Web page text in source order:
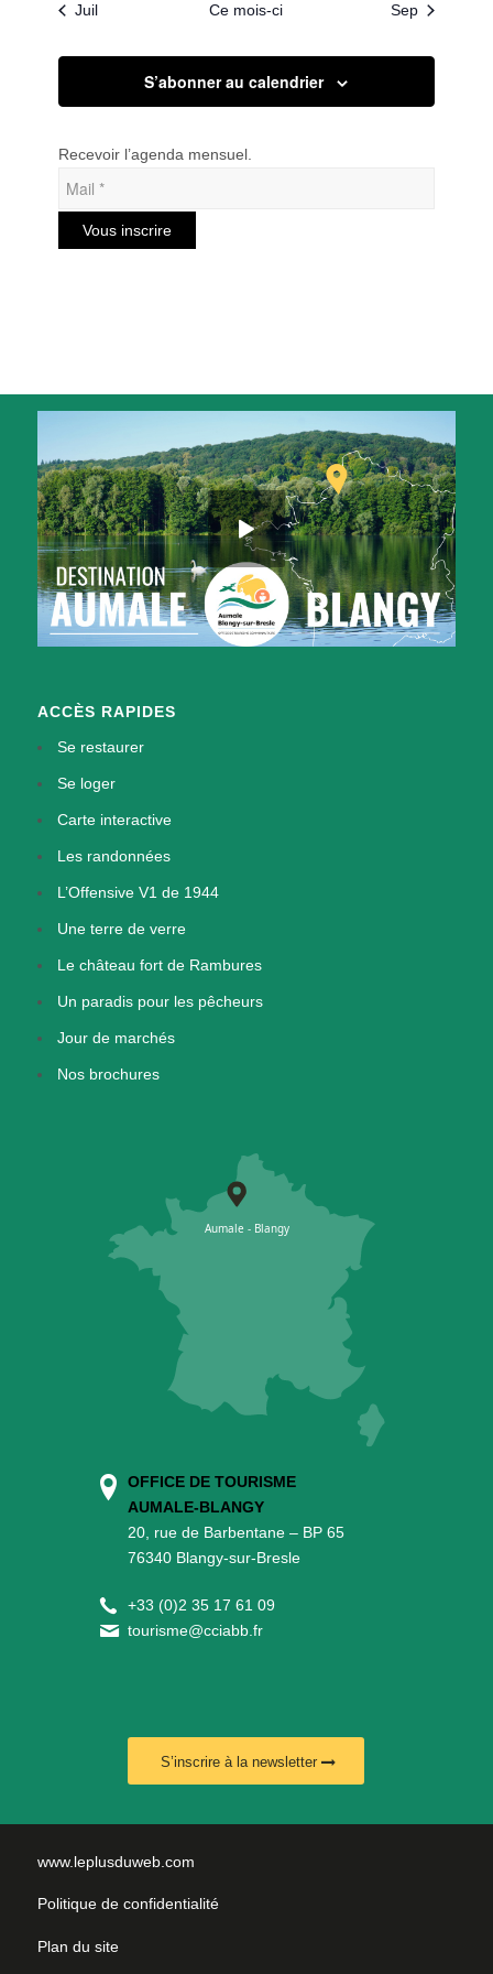
Juil Ce mois-ci Sep
S’abonner au calendrier
Recevoir l’agenda mensuel.
ACCÈS RAPIDES
Se restaurer
Se loger
Carte interactive
Les randonnées
L’Offensive V1 de 1944
Une terre de verre
Le château fort de Rambures
Un paradis pour les pêcheurs
Jour de marchés
Nos brochures
OFFICE DE TOURISME
AUMALE-BLANGY
20, rue de Barbentane – BP 65
76340 Blangy-sur-Bresle
+33 (0)2 35 17 61 09
tourisme@cciabb.fr
S’inscrire à la newsletter
www.leplusduweb.com
Politique de confidentialité
Plan du site